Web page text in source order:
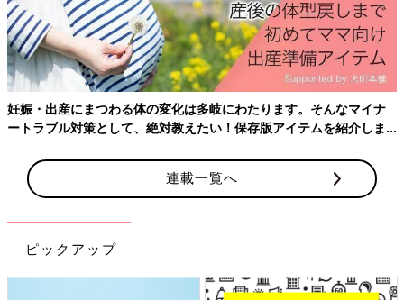
魔法のステッキのようなこちら。なんとステッキ部分のボタンを
押すと自動でシャボン玉が！姉妹で一緒に使えるように2つ購入
したそうですよ。こちらは500円商品だとのことです。
用途多数！複数欲しいトイワゴン
妊娠・出産にまつわる体の変化は多岐にわたります。そんなマイナ
ートラブル対策として、絶対教えたい！保存版アイテムを紹介しま
連載一覧へ
ピックアップ